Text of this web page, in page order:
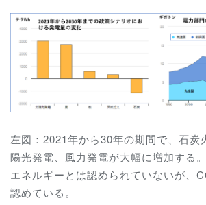
左図：2021年から30年の期間で、石炭
陽光発電、風力発電が大幅に増加する
エネルギーとは認められていないが、
認めている。